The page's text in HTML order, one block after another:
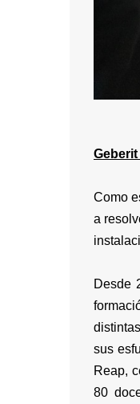
Como
a
Desde
sus
Reap,
80